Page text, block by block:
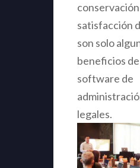
satisfacción
son solo
beneficios
software de
legales.